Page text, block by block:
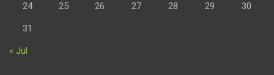
24 25 26 27 28 29 30
31
« Jul